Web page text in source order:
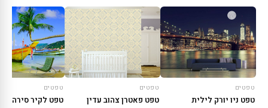
טפטים
טפט ניו יורק לילית
טפטים
טפט פאטרן צהוב עדין
טפטים
טפט לקיר סירה